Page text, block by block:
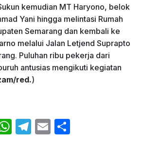
kemudian MT Haryono, belok
Yani hingga melintasi Rumah
Semarang dan kembali ke
melalui Jalan Letjend Suprapto
Puluhan ribu pekerja dari
antusias mengikuti kegiatan
red.)
W T
E